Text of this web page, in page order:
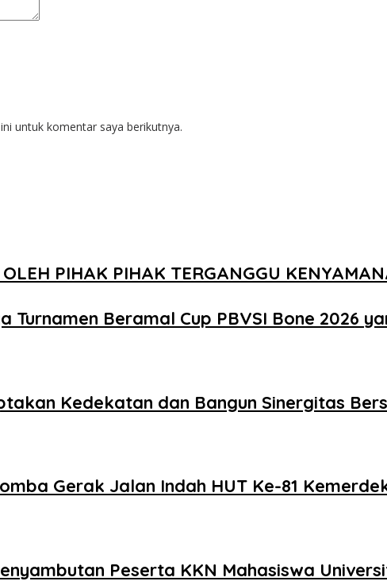
untuk komentar saya berikutnya.
PIHAK PIHAK TERGANGGU
Turnamen Beramal Cup PBVSI Bone 2026
Kedekatan dan Bangun Sinergitas
Gerak Jalan Indah HUT Ke-81
Peserta KKN Mahasiswa